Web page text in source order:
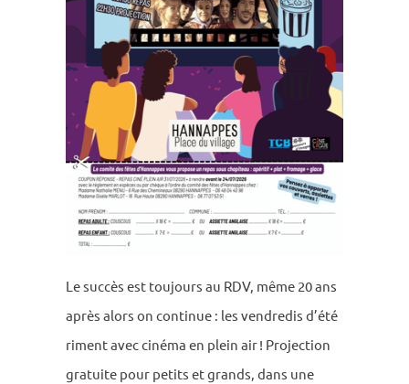
Le succès est toujours au RDV, même 20 ans
après alors on conti­nue : les vendre­dis d’été
riment avec cinéma en plein air ! Projec­tion
gratuite pour petits et grands, dans une